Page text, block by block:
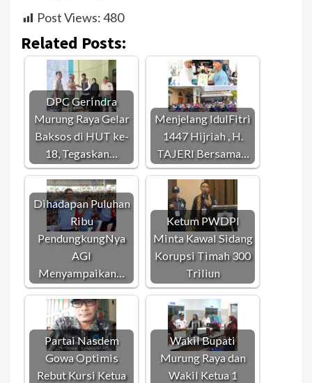
Post Views:480
Related Posts:
DPC Gerindra
Murung Raya Gelar
Baksos di HUT ke-
18, Tegaskan…
Menjelang IdulFitri
1447 Hijriah , H.
TAJERI Bersama…
Dihadapan Puluhan
Ribu
PendungkungNya
AGI
Menyampaikan…
Ketum PWDPI
Minta Kawal Sidang
Korupsi Timah 300
Triliun
Partai Nasdem
Gowa Optimis
Rebut Kursi Ketua
Wakil Bupati
Murung Raya dan
Wakil Ketua 1